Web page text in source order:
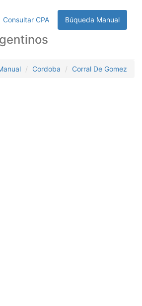
Consultar CPA Búqueda Manual
Cordoba Corral De Gomez